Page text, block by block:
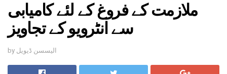
ملازمت کے فروغ کے لئے کامیابی
سے انٹرویو کے تجاویز
by الیسسن ڈیویل